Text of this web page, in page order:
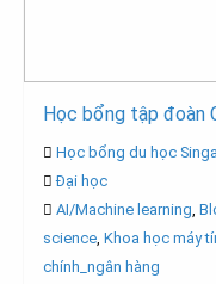
Học bổng tập đoàn
Học bổng du học
Đại học
AI/Machine learning
science Khoa học máy
chính_ngân hàng